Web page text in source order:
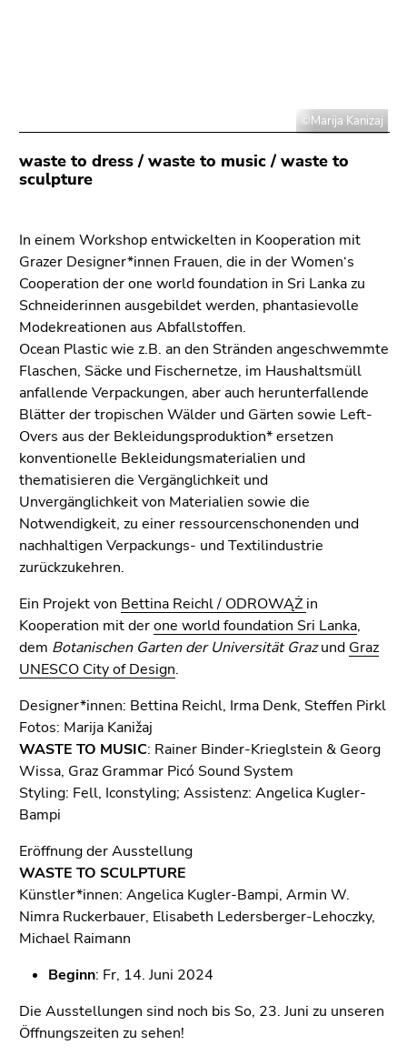
(Zugriffstaste
Zur
2)
Zur
Hauptnavigation
(Zugriffstaste
3)
Zur
Unternavigation
(Zugriffstaste
4)
Zu
den
Zusatzinformationen
(Zugriffstaste
5)
Zu
den
(Benutzer/Sprache)
(Zugriffstaste
8)
Zur
Suche
(Zugriffstaste
9)
©Marija Kanizaj
waste to dress / waste to music / waste to
sculpture
In einem Workshop entwickelten in Kooperation mit
Grazer Designer*innen Frauen, die in der Women‘s
Cooperation der one world foundation in Sri Lanka zu
Schneiderinnen ausgebildet werden, phantasievolle
Modekreationen aus Abfallstoffen.
Ocean Plastic wie z.B. an den Stränden angeschwemmte
Flaschen, Säcke und Fischernetze, im Haushaltsmüll
anfallende Verpackungen, aber auch herunterfallende
Blätter der tropischen Wälder und Gärten sowie Left-
Overs aus der Bekleidungsproduktion* ersetzen
konventionelle Bekleidungsmaterialien und
thematisieren die Vergänglichkeit und
Unvergänglichkeit von Materialien sowie die
Notwendigkeit, zu einer ressourcenschonenden und
nachhaltigen Verpackungs- und Textilindustrie
zurückzukehren.
Ein Projekt von Bettina Reichl / ODROWĄŻ in
Kooperation mit derone world foundation Sri Lanka,
dem Botanischen Garten der Universität Grazund Graz
UNESCO City of Design.
Designer*innen: Bettina Reichl, Irma Denk, Steffen Pirkl
Fotos: Marija Kanižaj
WASTE TO MUSIC: Rainer Binder-Krieglstein & Georg
Wissa, Graz Grammar Picó Sound System
Styling: Fell, Iconstyling; Assistenz: Angelica Kugler-
Bampi
Eröffnung der Ausstellung
WASTE TO SCULPTURE
Künstler*innen: Angelica Kugler-Bampi, Armin W.
Nimra Ruckerbauer, Elisabeth Ledersberger-Lehoczky,
Michael Raimann
Beginn: Fr, 14. Juni 2024
Die Ausstellungen sind noch bis So, 23. Juni zu unseren
Öffnungszeiten zu sehen!